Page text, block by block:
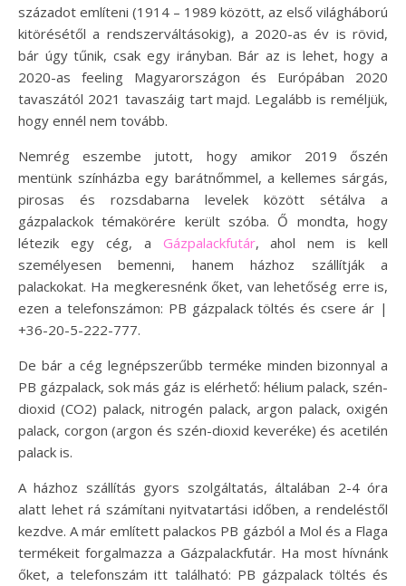
századot említeni (1914 – 1989 között, az első világháború
kitörésétől a rendszerváltásokig), a 2020-as év is rövid,
bár úgy tűnik, csak egy irányban. Bár az is lehet, hogy a
2020-as feeling Magyarországon és Európában 2020
tavaszától 2021 tavaszáig tart majd. Legalább is reméljük,
hogy ennél nem tovább.
Nemrég eszembe jutott, hogy amikor 2019 őszén
mentünk színházba egy barátnőmmel, a kellemes sárgás,
pirosas és rozsdabarna levelek között sétálva a
gázpalackok témakörére került szóba. Ő mondta, hogy
létezik egy cég, a Gázpalackfutár, ahol nem is kell
személyesen bemenni, hanem házhoz szállítják a
palackokat. Ha megkeresnénk őket, van lehetőség erre is,
ezen a telefonszámon: PB gázpalack töltés és csere ár |
+36-20-5-222-777.
De bár a cég legnépszerűbb terméke minden bizonnyal a
PB gázpalack, sok más gáz is elérhető: hélium palack, szén-
dioxid (CO2) palack, nitrogén palack, argon palack, oxigén
palack, corgon (argon és szén-dioxid keveréke) és acetilén
palack is.
A házhoz szállítás gyors szolgáltatás, általában 2-4 óra
alatt lehet rá számítani nyitvatartási időben, a rendeléstől
kezdve. A már említett palackos PB gázból a Mol és a Flaga
termékeit forgalmazza a Gázpalackfutár. Ha most hívnánk
őket, a telefonszám itt található: PB gázpalack töltés és